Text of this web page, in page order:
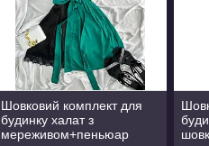
Шовковий комплект для
будинку халат з
мереживом+пеньюар